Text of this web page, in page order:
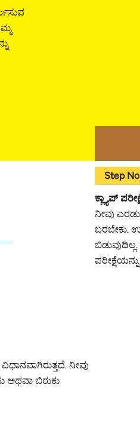
Step
ಕ್ಲ್ಯಾಪ್
ನೀವು
ಬರಬೇಕು.
ನೀವು
ಅಥವಾ ಬಿರುಕು